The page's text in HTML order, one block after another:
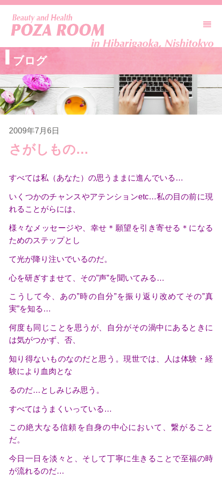
ブログ
2009年7月6日
さがしもの…
すべては私（あなた）の思うままに進んでいる…
いくつかのチャンスやアテンションetc…私の目の前に現
れることがらには、
様々なメッセージや、幸せ＊願望を引き寄せる＊になる
ためのステップとし
て光が降り注いでいるのだ。
心を研ぎすませて、その”声”を聞いてみる…
こうして今、あの”時の自分”を振り返り改めてその”真
実”を知る…
何度も同じことを思うが、自分がその渦中にあるときに
は気がつかず、否、
知り得ないものなのだと思う。現世では、人は体験・経
験により血肉とな
るのだ…としみじみ思う。
すべてはうまくいっている…
この絶大なる信頼を自身の中心において、繋がること
だ。
今日一日を淡々と、そして丁寧に生きることで至福の時
が流れるのだ…